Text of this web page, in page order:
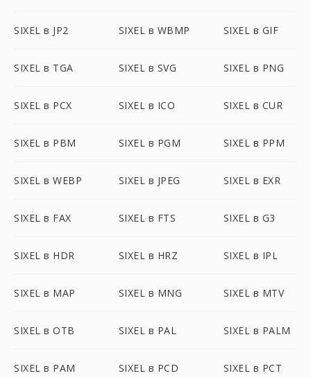
SIXEL в JP2 SIXEL в WBMP SIXEL в GIF
SIXEL в TGA SIXEL в SVG SIXEL в PNG
SIXEL в PCX SIXEL в ICO SIXEL в CUR
SIXEL в PBM SIXEL в PGM SIXEL в PPM
SIXEL в WEBP SIXEL в JPEG SIXEL в EXR
SIXEL в FAX SIXEL в FTS SIXEL в G3
SIXEL в HDR SIXEL в HRZ SIXEL в IPL
SIXEL в MAP SIXEL в MNG SIXEL в MTV
SIXEL в OTB SIXEL в PAL SIXEL в PALM
SIXEL в PAM SIXEL в PCD SIXEL в PCT